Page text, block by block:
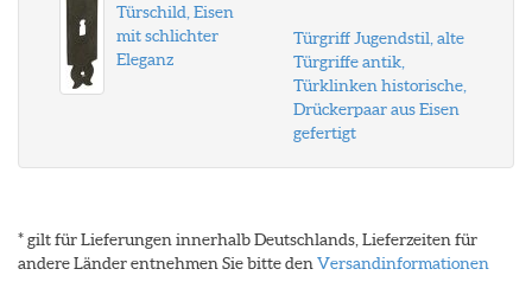
Türschild, Eisen
mit schlichter
Eleganz
Türgriff Jugendstil, alte
Türgriffe antik,
Türklinken historische,
Drückerpaar aus Eisen
gefertigt
* gilt für Lieferungen innerhalb Deutschlands, Lieferzeiten für
andere Länder entnehmen Sie bitte den Versandinformationen